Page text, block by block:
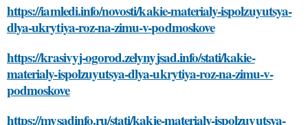
https://iamledi.info/novosti/kakie-materialy-ispolzuyutsya-
dlya-ukrytiya-roz-na-zimu-v-podmoskove
https://krasivyj-ogorod.zelynyjsad.info/stati/kakie-
materialy-ispolzuyutsya-dlya-ukrytiya-roz-na-zimu-v-
podmoskove
https://mysadinfo.ru/stati/kakie-materialy-ispolzuyutsya-